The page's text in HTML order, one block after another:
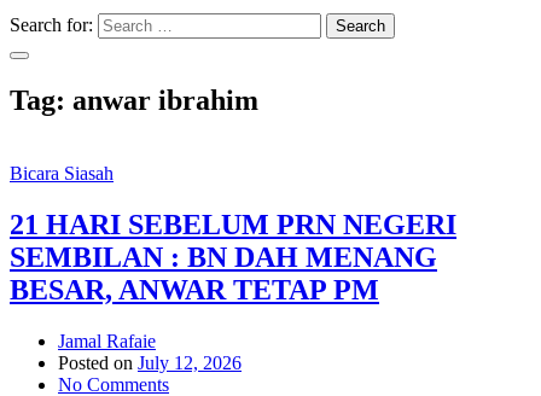
Search for: Search
Tag: anwar ibrahim
Bicara Siasah
21 HARI SEBELUM PRN NEGERI
SEMBILAN : BN DAH MENANG
BESAR, ANWAR TETAP PM
Jamal Rafaie
Posted on July 12, 2026
No Comments